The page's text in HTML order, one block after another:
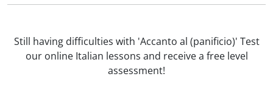
Still having difficulties with 'Accanto al (panificio)' Test
our online Italian lessons and receive a free level
assessment!